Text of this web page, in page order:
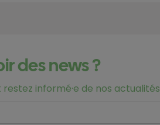
des news ?
informé·e de nos actualités